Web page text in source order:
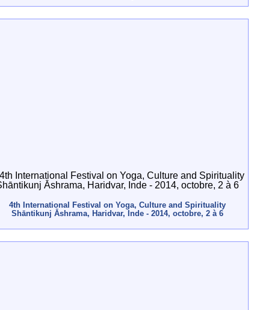
4th International Festival on Yoga, Culture and Spirituality
Shāntikunj Āshrama, Haridvar, Inde - 2014, octobre, 2 à 6